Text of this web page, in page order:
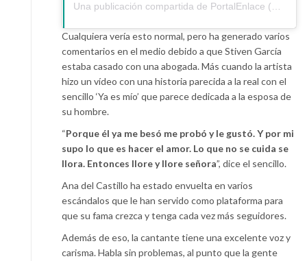
Una publicación compartida de PortalEnlace (@portalenlace) el
Cualquiera vería esto normal, pero ha generado varios
comentarios en el medio debido a que Stiven García
estaba casado con una abogada. Más cuando la artista
hizo un vídeo con una historia parecida a la real con el
sencillo ‘Ya es mío’ que parece dedicada a la esposa de
su hombre.
“Porque él ya me besó me probó y le gustó. Y por mi
supo lo que es hacer el amor. Lo que no se cuida se
llora. Entonces llore y llore señora”, dice el sencillo.
Ana del Castillo ha estado envuelta en varios
escándalos que le han servido como plataforma para
que su fama crezca y tenga cada vez más seguidores.
Además de eso, la cantante tiene una excelente voz y
carisma. Habla sin problemas, al punto que la gente